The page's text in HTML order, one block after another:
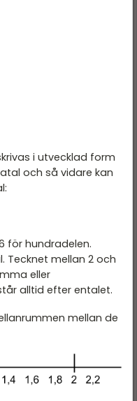
i utvecklad form
och så vidare kan
för hundradelen.
mellan 2 och
eller
alltid efter entalet.
mellan de